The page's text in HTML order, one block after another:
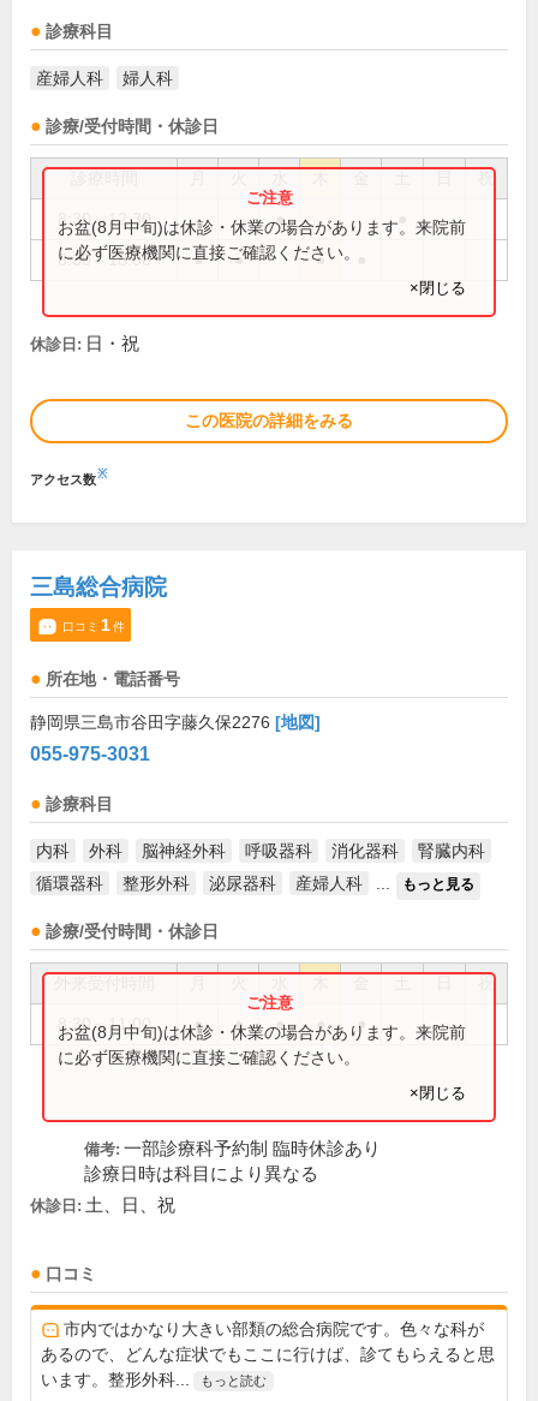
診療科目
産婦人科 婦人科
診療/受付時間・休診日
祝
8:30～12:30 ●
8:30～18:00 ● ● ●
お盆(8月中旬)は休診・休業の場合があります。来院前
に必ず医療機関に直接ご確認ください。
×閉じる
休診日: 日・祝
この医院の詳細をみる
アクセス数※
三島総合病院
口コミ 1件
所在地・電話番号
静岡県三島市谷田字藤久保2276 [地図]
055-975-3031
診療科目
内科 外科 脳神経外科 呼吸器科 消化器科
腎臓内科
循環器科
整形外科 泌尿器科 産婦人科 もっと見る
診療/受付時間・休診日
祝
8:30～11:00 ● ● ● ● ●
お盆(8月中旬)は休診・休業の場合があります。来院前
に必ず医療機関に直接ご確認ください。
×閉じる
備考: 一部診療科予約制 臨時休診あり
診療日時は科目により異なる
休診日: 土、日、祝
口コミ
市内ではかなり大きい部類の総合病院です。色々な科が
あるので、どんな症状でもここに行けば、診てもらえると思
います。整形外科...
もっと読む